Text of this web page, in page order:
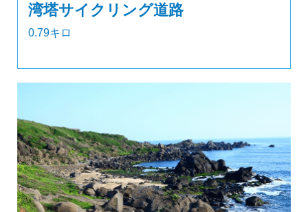
湾塔サイクリング道路
0.79キロ